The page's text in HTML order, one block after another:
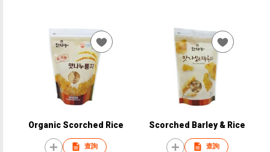
Organic Scorched Rice
查詢
Scorched Barley & Rice
查詢